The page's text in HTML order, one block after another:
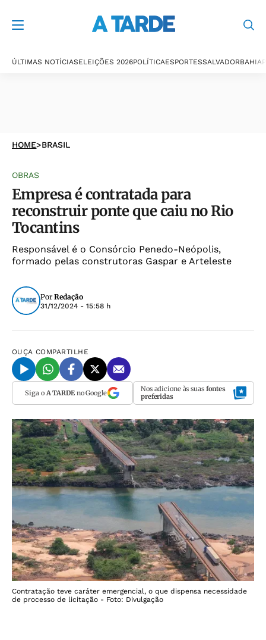
ÚLTIMAS NOTÍCIASELEIÇÕES 2026POLÍTICAESPORTESSALVADORBAHIA
HOME>BRASIL
OBRAS
Empresa é contratada para
reconstruir ponte que caiu no Rio
Tocantins
Responsável é o Consórcio Penedo-Neópolis,
formado pelas construtoras Gaspar e Arteleste
Por Redação
31/12/2024 - 15:58 h
OUÇA COMPARTILHE
Siga o A TARDEno Google Nos adicione às suas fontes
preferidas
Contratação teve caráter emergencial, o que dispensa necessidade
de processo de licitação - Foto: Divulgação